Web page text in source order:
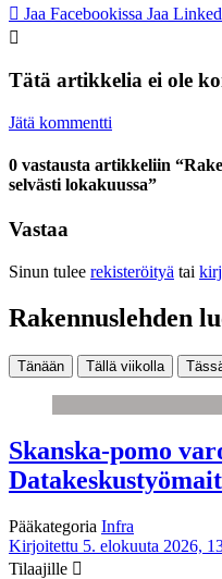
Jaa Facebookissa Jaa
Tätä artikkelia ei ole
Jätä kommentti
0 vastausta artikkeliin
selvästi lokakuussa”
Vastaa
Sinun tulee rekisteröityä tai
Rakennuslehden
Tänään Tällä viikolla
Skanska-pomo
Pääkategoria Infra
Kirjoitettu 5. elokuuta 2026,
Tilaajille